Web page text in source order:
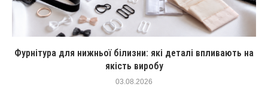
Фурнітура для нижньої білизни: які деталі впливають на
якість виробу
03.08.2026